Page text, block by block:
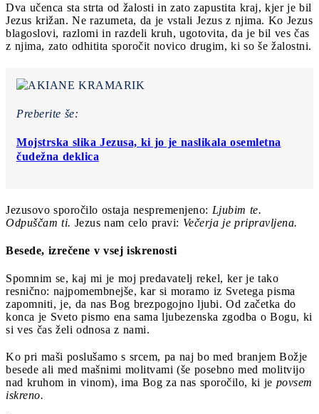
Dva učenca sta strta od žalosti in zato zapustita kraj, kjer je bil
Jezus križan. Ne razumeta, da je vstali Jezus z njima. Ko Jezus
blagoslovi, razlomi in razdeli kruh, ugotovita, da je bil ves čas
z njima, zato odhitita sporočit novico drugim, ki so še žalostni.
Preberite še:
Mojstrska slika Jezusa, ki jo je naslikala osemletna
čudežna deklica
Jezusovo sporočilo ostaja nespremenjeno: Ljubim te.
Odpuščam ti. Jezus nam celo pravi: Večerja je pripravljena.
Besede, izrečene v vsej iskrenosti
Spomnim se, kaj mi je moj predavatelj rekel, ker je tako
resnično: najpomembnejše, kar si moramo iz Svetega pisma
zapomniti, je, da nas Bog brezpogojno ljubi. Od začetka do
konca je Sveto pismo ena sama ljubezenska zgodba o Bogu, ki
si ves čas želi odnosa z nami.
Ko pri maši poslušamo s srcem, pa naj bo med branjem Božje
besede ali med mašnimi molitvami (še posebno med molitvijo
nad kruhom in vinom), ima Bog za nas sporočilo, ki je povsem
iskreno.